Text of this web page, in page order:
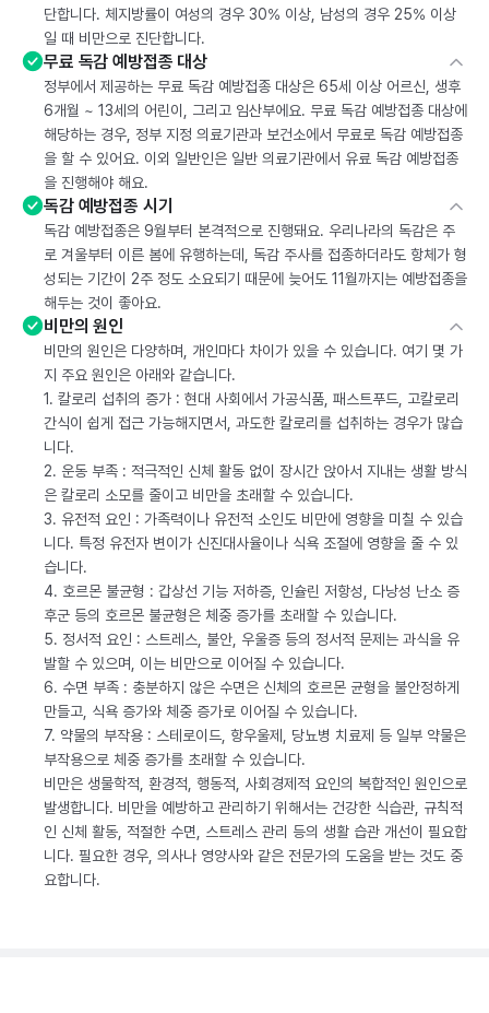
단합니다. 체지방률이 여성의 경우 30% 이상, 남성의 경우 25% 이상
일 때 비만으로 진단합니다.
무료 독감 예방접종 대상
정부에서 제공하는 무료 독감 예방접종 대상은 65세 이상 어르신, 생후
6개월 ~ 13세의 어린이, 그리고 임산부에요. 무료 독감 예방접종 대상에
해당하는 경우, 정부 지정 의료기관과 보건소에서 무료로 독감 예방접종
을 할 수 있어요. 이외 일반인은 일반 의료기관에서 유료 독감 예방접종
을 진행해야 해요.
독감 예방접종 시기
독감 예방접종은 9월부터 본격적으로 진행돼요. 우리나라의 독감은 주
로 겨울부터 이른 봄에 유행하는데, 독감 주사를 접종하더라도 항체가 형
성되는 기간이 2주 정도 소요되기 때문에 늦어도 11월까지는 예방접종을
해두는 것이 좋아요.
비만의 원인
비만의 원인은 다양하며, 개인마다 차이가 있을 수 있습니다. 여기 몇 가
지 주요 원인은 아래와 같습니다.
1. 칼로리 섭취의 증가 : 현대 사회에서 가공식품, 패스트푸드, 고칼로리
간식이 쉽게 접근 가능해지면서, 과도한 칼로리를 섭취하는 경우가 많습
니다.
2. 운동 부족 : 적극적인 신체 활동 없이 장시간 앉아서 지내는 생활 방식
은 칼로리 소모를 줄이고 비만을 초래할 수 있습니다.
3. 유전적 요인 : 가족력이나 유전적 소인도 비만에 영향을 미칠 수 있습
니다. 특정 유전자 변이가 신진대사율이나 식욕 조절에 영향을 줄 수 있
습니다.
4. 호르몬 불균형 : 갑상선 기능 저하증, 인슐린 저항성, 다낭성 난소 증
후군 등의 호르몬 불균형은 체중 증가를 초래할 수 있습니다.
5. 정서적 요인 : 스트레스, 불안, 우울증 등의 정서적 문제는 과식을 유
발할 수 있으며, 이는 비만으로 이어질 수 있습니다.
6. 수면 부족 : 충분하지 않은 수면은 신체의 호르몬 균형을 불안정하게
만들고, 식욕 증가와 체중 증가로 이어질 수 있습니다.
7. 약물의 부작용 : 스테로이드, 항우울제, 당뇨병 치료제 등 일부 약물은
부작용으로 체중 증가를 초래할 수 있습니다.
비만은 생물학적, 환경적, 행동적, 사회경제적 요인의 복합적인 원인으로
발생합니다. 비만을 예방하고 관리하기 위해서는 건강한 식습관, 규칙적
인 신체 활동, 적절한 수면, 스트레스 관리 등의 생활 습관 개선이 필요합
니다. 필요한 경우, 의사나 영양사와 같은 전문가의 도움을 받는 것도 중
요합니다.